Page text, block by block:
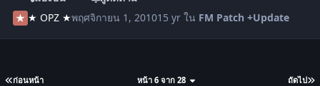
★ OPZ ★พฤศจิกายน 1, 201015 yr ใน FM Patch +Update
ก่อนหน้า ถัดไป
หน้า 6 จาก 28